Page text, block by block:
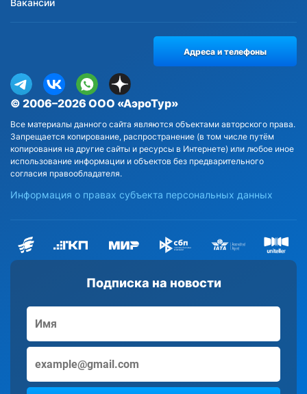
Подписка на новости
© 2006–2026 ООО «АэроТур»
Все материалы данного сайта являются объектами авторского права.
Запрещается копирование, распространение (в том числе путём
копирования на другие сайты и ресурсы в Интернете) или любое иное
использование информации и объектов без предварительного
согласия правообладателя.
Информация о правах субъекта персональных данных
Адреса и телефоны